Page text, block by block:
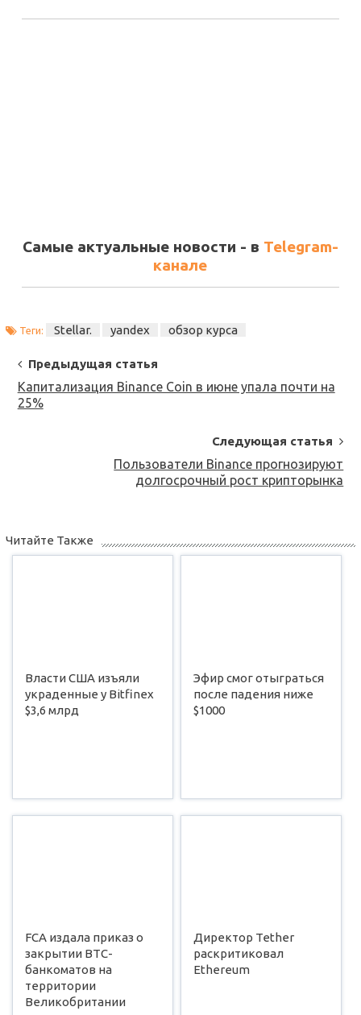
Самые актуальные новости - в Telegram-
канале
Теги: Stellar. yandex обзор курса
Post
Navigation
Предыдущая статья
Капитализация Binance Coin в июне упала почти на
25%
Следующая статья
Пользователи Binance прогнозируют
долгосрочный рост крипторынка
Читайте Также
Власти США изъяли
украденные у Bitfinex
$3,6 млрд
Эфир смог отыграться
после падения ниже
$1000
FCA издала приказ о
закрытии ВТС-
банкоматов на
территории
Великобритании
Директор Tether
раскритиковал
Ethereum